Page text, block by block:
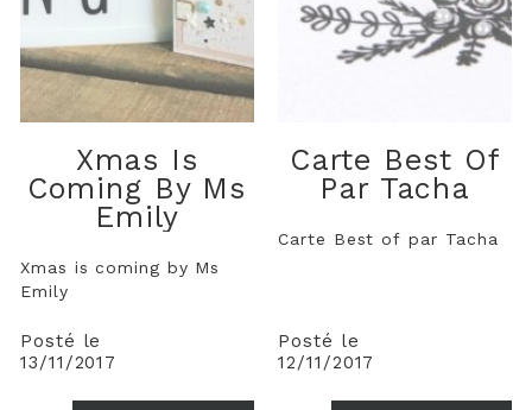
Xmas Is
Coming By Ms
Emily
Xmas is coming by Ms
Emily
Posté le
13/11/2017
Carte Best Of
Par Tacha
Carte Best of par Tacha
Posté le
12/11/2017